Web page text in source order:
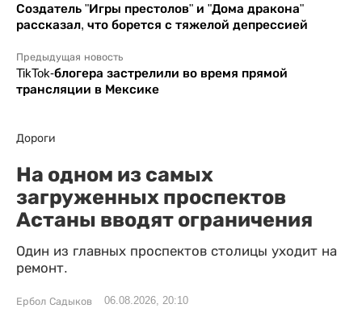
Создатель "Игры престолов" и "Дома дракона"
рассказал, что борется с тяжелой депрессией
Предыдущая новость
TikTok-блогера застрелили во время прямой
трансляции в Мексике
Дороги
На одном из самых
загруженных проспектов
Астаны вводят ограничения
Один из главных проспектов столицы уходит на
ремонт.
Ербол Садыков 06.08.2026, 20:10